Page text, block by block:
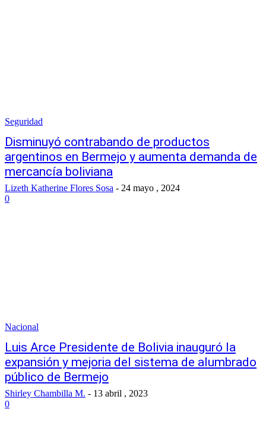
Seguridad
Disminuyó contrabando de productos
argentinos en Bermejo y aumenta demanda de
mercancía boliviana
Lizeth Katherine Flores Sosa - 24 mayo , 2024
0
Nacional
Luis Arce Presidente de Bolivia inauguró la
expansión y mejoria del sistema de alumbrado
público de Bermejo
Shirley Chambilla M. - 13 abril , 2023
0